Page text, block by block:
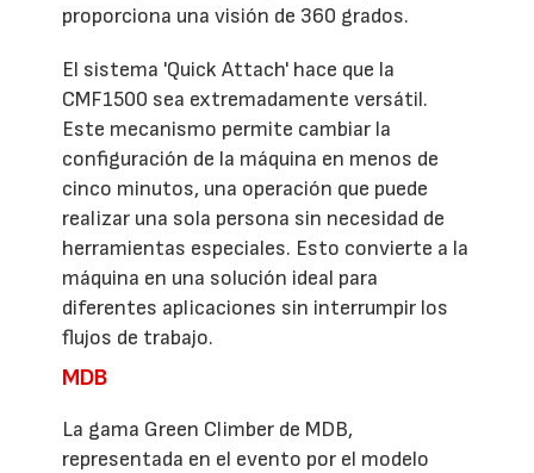
proporciona una visión de 360 grados.
El sistema 'Quick Attach' hace que la
CMF1500 sea extremadamente versátil.
Este mecanismo permite cambiar la
configuración de la máquina en menos de
cinco minutos, una operación que puede
realizar una sola persona sin necesidad de
herramientas especiales. Esto convierte a la
máquina en una solución ideal para
diferentes aplicaciones sin interrumpir los
flujos de trabajo.
MDB
La gama Green Climber de MDB,
representada en el evento por el modelo